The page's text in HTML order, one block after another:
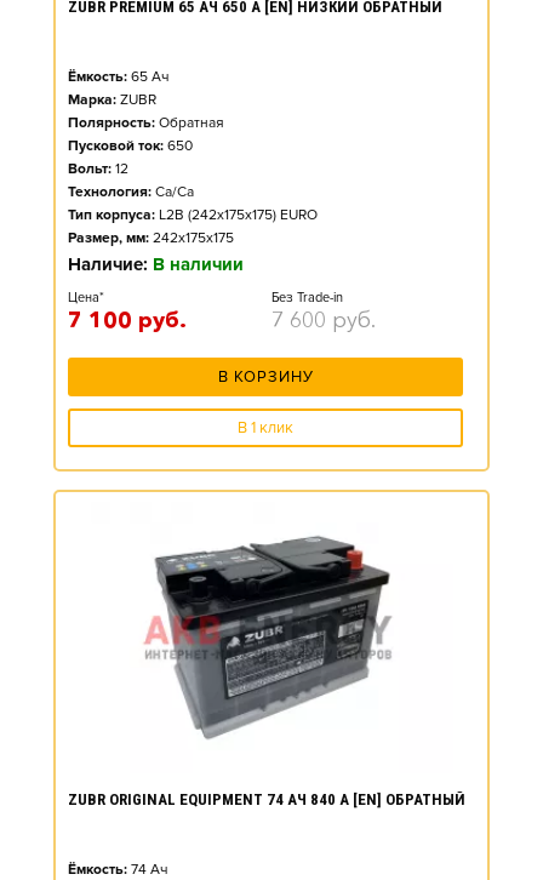
ZUBR PREMIUM 65 АЧ 650 А [EN] НИЗКИЙ ОБРАТНЫЙ
Ёмкость: 65 Ач
Марка: ZUBR
Полярность: Обратная
Пусковой ток: 650
Вольт: 12
Технология: Ca/Ca
Тип корпуса: L2B (242x175x175) EURO
Размер, мм: 242x175x175
Наличие: В наличии
Цена*
7 100 руб.
Без Trade-in
7 600 руб.
В КОРЗИНУ
В 1 клик
ZUBR ORIGINAL EQUIPMENT 74 АЧ 840 А [EN] ОБРАТНЫЙ
Ёмкость: 74 Ач